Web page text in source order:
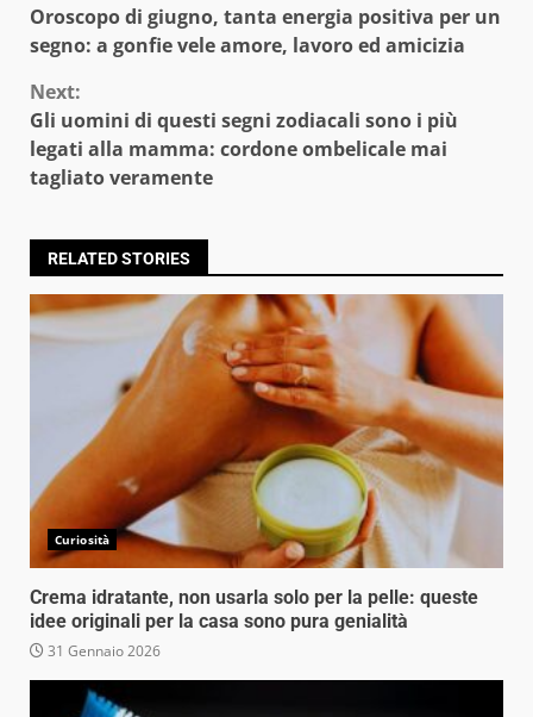
Reading
Oroscopo di giugno, tanta energia positiva per un
segno: a gonfie vele amore, lavoro ed amicizia
Next:
Gli uomini di questi segni zodiacali sono i più
legati alla mamma: cordone ombelicale mai
tagliato veramente
RELATED STORIES
Curiosità
Crema idratante, non usarla solo per la pelle: queste
idee originali per la casa sono pura genialità
31 Gennaio 2026